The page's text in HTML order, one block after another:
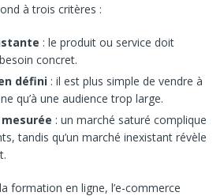
à trois critères :
: le produit ou service doit
concret.
défini : il est plus simple de vendre à
qu’à une audience trop large.
: un marché saturé complique
tandis qu’un marché inexistant révèle
formation en ligne, l’e-commerce